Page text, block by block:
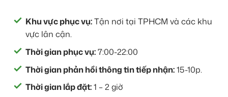
Khu vực phục vụ:Tận nơi tại TPHCM và các khu
vực lân cận.
Thời gian phục vụ:7:00-22:00
Thời gian phản hồi thông tin tiếp nhận:15-10p.
Thời gian lắp đặt:1 – 2 giờ